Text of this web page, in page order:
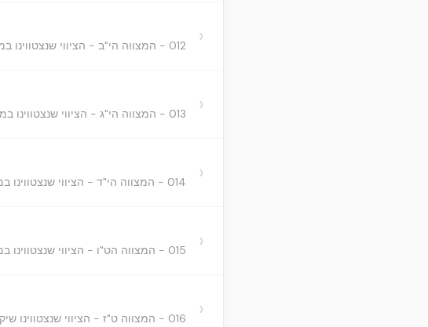
012 - המצווה הי"ב - הציווי שנצטווינו במעשה תפילין של ראש ›
013 - המצווה הי"ג - הציווי שנצטווינו במעשה תפילין של יד. ›
014 - המצווה הי"ד - הציווי שנצטווינו במעשה ציצית ›
015 - המצווה הט"ו - הציווי שנצטווינו במעשה מזוזה ›
016 - המצווה ט"ז - הציווי שנצטווינו שיקהל העם כולו בשני של סכות של כל מוצאי שמיטה ושיקראו כמה פסוקים ›